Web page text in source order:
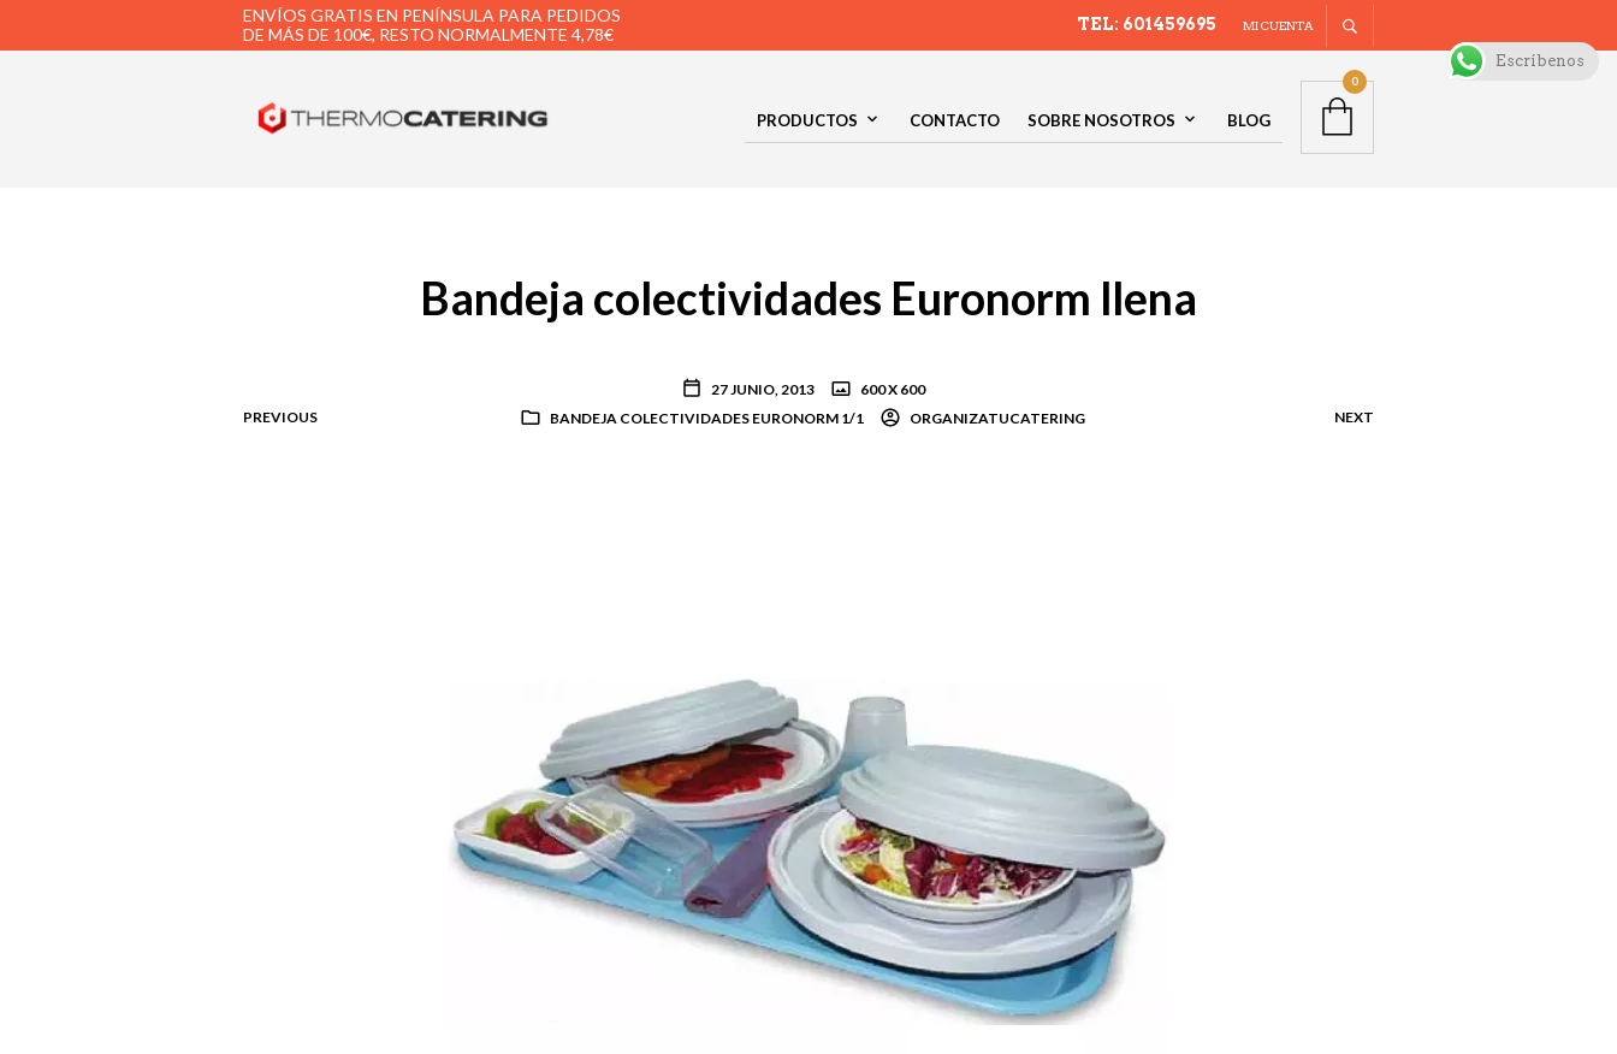
ENVÍOS GRATIS EN PENÍNSULA PARA PEDIDOS
DE MÁS DE 100€, RESTO NORMALMENTE 4,78€
TEL: 601459695 MI CUENTA
PRODUCTOS CONTACTO SOBRE NOSOTROS BLOG
0
Bandeja colectividades Euronorm llena
27 JUNIO, 2013
600 X 600
BANDEJA COLECTIVIDADES EURONORM 1/1
ORGANIZATUCATERING
PREVIOUS NEXT
Escríbenos